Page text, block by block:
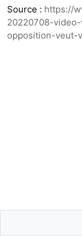
Source : https://
20220708-
opposition-veut-